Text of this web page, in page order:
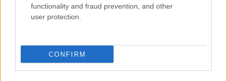
functionality and fraud prevention, and other
user protection.
CONFIRM